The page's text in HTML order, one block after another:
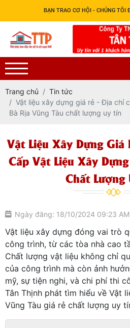
BẠN TRAO CƠ HỘI - CHÚNG TÔI
Trang chủ
Tin tức
Vật liệu xây dựng giá rẻ - Địa chỉ
Bà Rịa Vũng Tàu chất lượng uy tín
Vật Liệu Xây Dựng Giá
Cấp Vật Liệu Xây
Chất Lượng
Ngày đăng: 18/10/2024 09:23 AM
Vật liệu xây dựng đóng vai trò
công trình, từ các tòa nhà cao
Chất lượng vật liệu không chỉ
của công trình mà còn ảnh
mỹ, sự tiện nghi, và chi phí thi
Tân Thịnh phát tìm hiểu về Vật
Vũng Tàu giá rẻ chất lượng uy